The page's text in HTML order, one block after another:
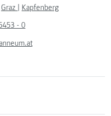
Graz | Kapfenberg
- 0